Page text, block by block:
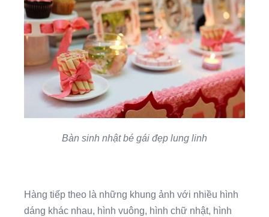
Bàn sinh nhật bé gái đẹp lung linh
Hàng tiếp theo là những khung ảnh với nhiều hình
dáng khác nhau, hình vuông, hình chữ nhật, hình